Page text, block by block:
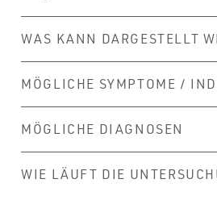
WAS KANN DARGESTELLT
MÖGLICHE SYMPTOME /
MÖGLICHE DIAGNOSEN
WIE LÄUFT DIE